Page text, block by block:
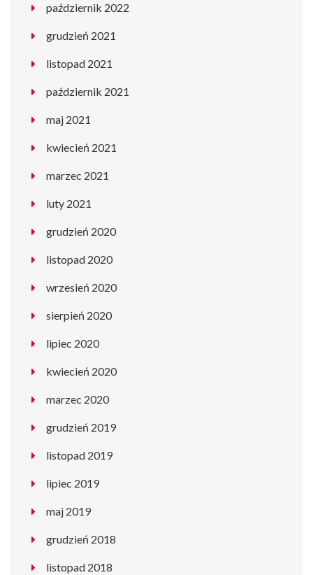
październik 2022
grudzień 2021
listopad 2021
październik 2021
maj 2021
kwiecień 2021
marzec 2021
luty 2021
grudzień 2020
listopad 2020
wrzesień 2020
sierpień 2020
lipiec 2020
kwiecień 2020
marzec 2020
grudzień 2019
listopad 2019
lipiec 2019
maj 2019
grudzień 2018
listopad 2018